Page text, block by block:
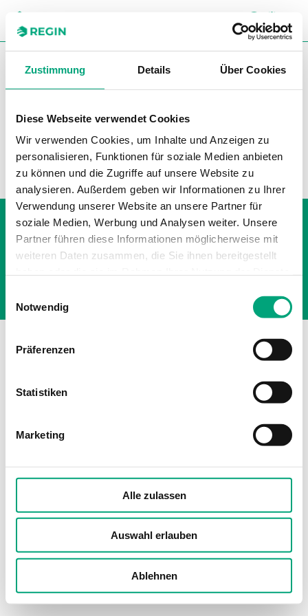
Zustimmung Details Über Cookies
Diese Webseite verwendet Cookies
Wir verwenden Cookies, um Inhalte und Anzeigen zu
personalisieren, Funktionen für soziale Medien anbieten
zu können und die Zugriffe auf unsere Website zu
analysieren. Außerdem geben wir Informationen zu Ihrer
Verwendung unserer Website an unsere Partner für
soziale Medien, Werbung und Analysen weiter. Unsere
Partner führen diese Informationen möglicherweise mit
weiteren Daten zusammen, die Sie ihnen bereitgestellt
Notwendig
Präferenzen
Statistiken
Marketing
Alle zulassen
Auswahl erlauben
Ablehnen
You are here:
Regin Produkte
Stellantriebe
Zubehör Stellantriebe
Filter
Unsere Produkte
Whistleblowing
Impressum
Datenschutzerklärung